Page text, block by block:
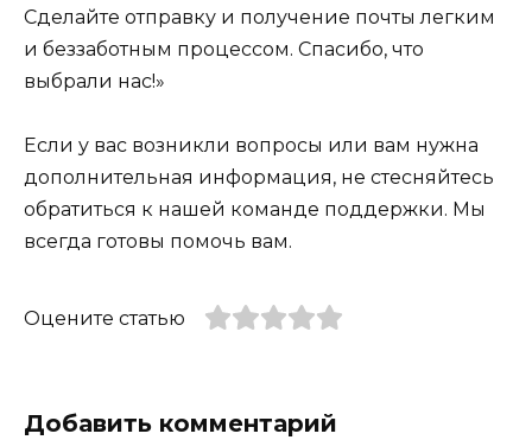
Сделайте отправку и получение почты легким
и беззаботным процессом. Спасибо, что
выбрали нас!»
Если у вас возникли вопросы или вам нужна
дополнительная информация, не стесняйтесь
обратиться к нашей команде поддержки. Мы
всегда готовы помочь вам.
Оцените статью
Добавить комментарий